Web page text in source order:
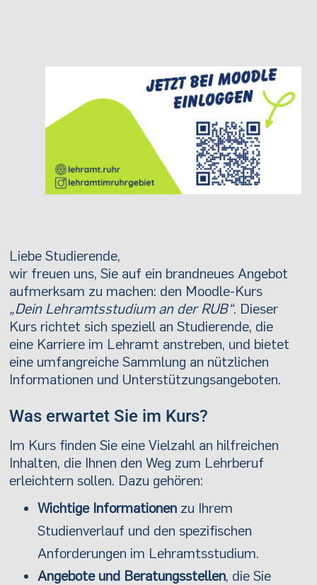
Liebe Studierende,
wir freuen uns, Sie auf ein brandneues Angebot
aufmerksam zu machen: den Moodle-Kurs
„Dein Lehramtsstudium an der RUB“. Dieser
Kurs richtet sich speziell an Studierende, die
eine Karriere im Lehramt anstreben, und bietet
eine umfangreiche Sammlung an nützlichen
Informationen und Unterstützungsangeboten.
Was erwartet Sie im Kurs?
Im Kurs finden Sie eine Vielzahl an hilfreichen
Inhalten, die Ihnen den Weg zum Lehrberuf
erleichtern sollen. Dazu gehören:
Wichtige Informationen zu Ihrem
Studienverlauf und den spezifischen
Anforderungen im Lehramtsstudium.
Angebote und Beratungsstellen, die Sie